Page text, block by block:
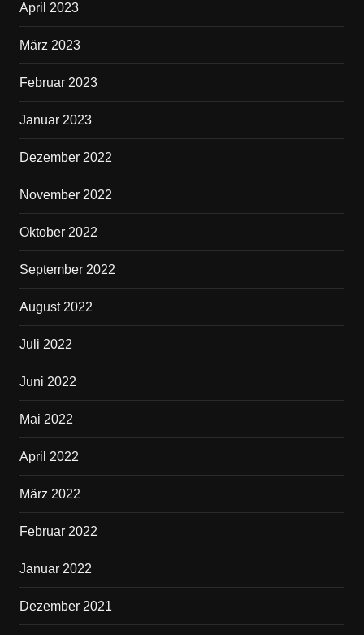
April 2023
März 2023
Februar 2023
Januar 2023
Dezember 2022
November 2022
Oktober 2022
September 2022
August 2022
Juli 2022
Juni 2022
Mai 2022
April 2022
März 2022
Februar 2022
Januar 2022
Dezember 2021